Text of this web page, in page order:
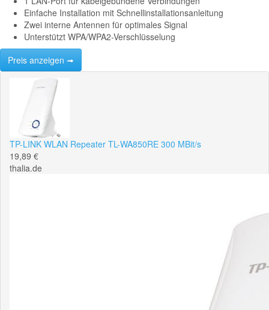
Einfache Installation mit Schnellinstallationsanleitung
Zwei interne Antennen für optimales Signal
Unterstützt WPA/WPA2-Verschlüsselung
Preis anzeigen ➟
TP-LINK WLAN Repeater TL-WA850RE 300 MBit/s
19,89 €
thalia.de